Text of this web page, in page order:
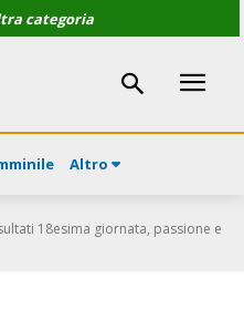
categoria
Altro
18esima giornata, passione e